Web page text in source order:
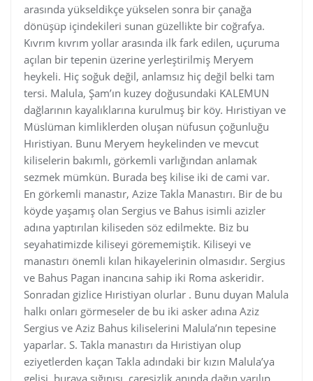
arasında yükseldikçe yükselen sonra bir çanağa
dönüşüp içindekileri sunan güzellikte bir coğrafya.
Kıvrım kıvrım yollar arasında ilk fark edilen, uçuruma
açılan bir tepenin üzerine yerleştirilmiş Meryem
heykeli. Hiç soğuk değil, anlamsız hiç değil belki tam
tersi. Malula, Şam’ın kuzey doğusundaki KALEMUN
dağlarının kayalıklarına kurulmuş bir köy. Hıristiyan ve
Müslüman kimliklerden oluşan nüfusun çoğunluğu
Hıristiyan. Bunu Meryem heykelinden ve mevcut
kiliselerin bakımlı, görkemli varlığından anlamak
sezmek mümkün. Burada beş kilise iki de cami var.
En görkemli manastır, Azize Takla Manastırı. Bir de bu
köyde yaşamış olan Sergius ve Bahus isimli azizler
adına yaptırılan kiliseden söz edilmekte. Biz bu
seyahatimizde kiliseyi görememiştik. Kiliseyi ve
manastırı önemli kılan hikayelerinin olmasıdır. Sergius
ve Bahus Pagan inancına sahip iki Roma askeridir.
Sonradan gizlice Hıristiyan olurlar . Bunu duyan Malula
halkı onları görmeseler de bu iki asker adına Aziz
Sergius ve Aziz Bahus kiliselerini Malula’nın tepesine
yaparlar. S. Takla manastırı da Hıristiyan olup
eziyetlerden kaçan Takla adındaki bir kızın Malula’ya
gelişi, buraya sığınışı, çaresizlik anında dağın yarılıp